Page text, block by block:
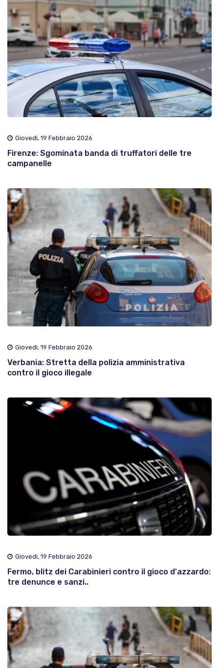
Giovedì, 19 Febbraio 2026
Firenze: Sgominata banda di truffatori delle tre
campanelle
Giovedì, 19 Febbraio 2026
Verbania: Stretta della polizia amministrativa
contro il gioco illegale
Giovedì, 19 Febbraio 2026
Fermo, blitz dei Carabinieri contro il gioco d'azzardo:
tre denunce e sanzi..